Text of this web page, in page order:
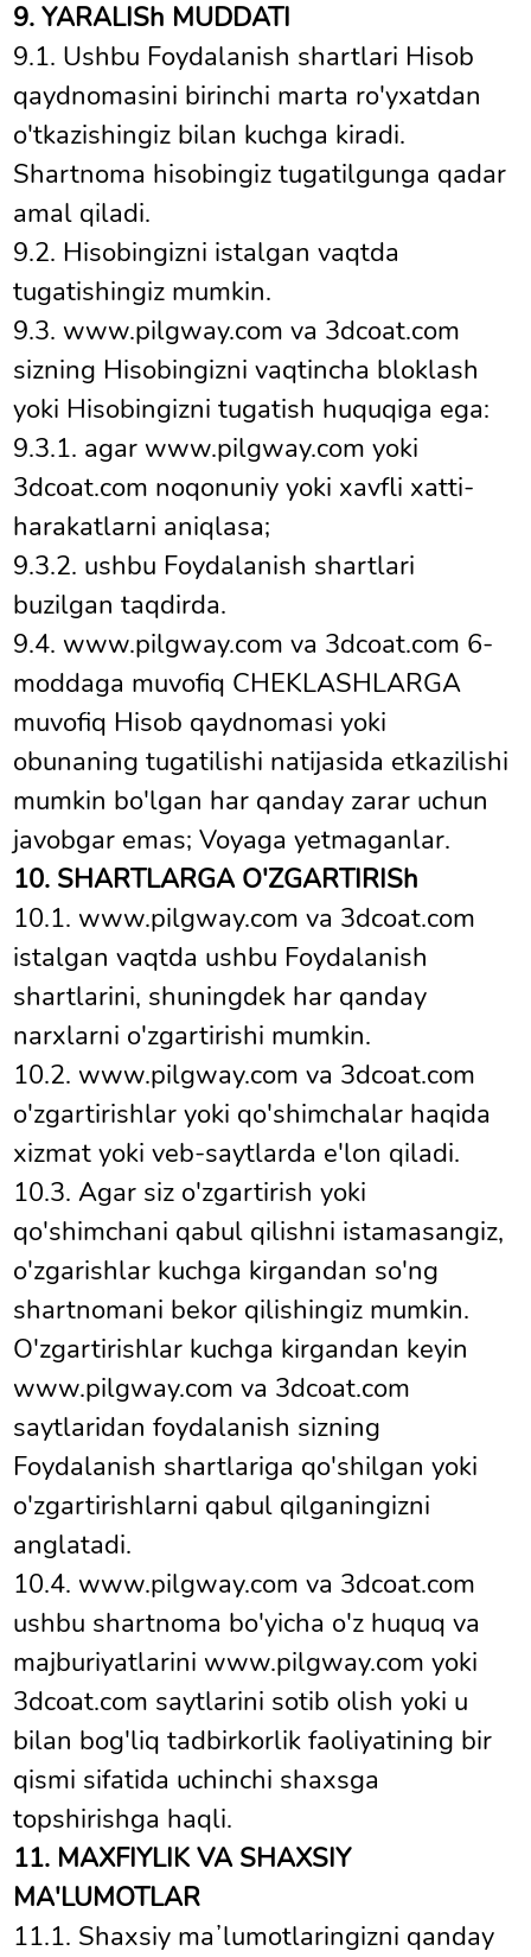
9. YARALISh MUDDATI
9.1. Ushbu Foydalanish shartlari Hisob
qaydnomasini birinchi marta ro'yxatdan
o'tkazishingiz bilan kuchga kiradi.
Shartnoma hisobingiz tugatilgunga qadar
amal qiladi.
9.2. Hisobingizni istalgan vaqtda
tugatishingiz mumkin.
9.3. www.pilgway.com va 3dcoat.com
sizning Hisobingizni vaqtincha bloklash
yoki Hisobingizni tugatish huquqiga ega:
9.3.1. agar www.pilgway.com yoki
3dcoat.com noqonuniy yoki xavfli xatti-
harakatlarni aniqlasa;
9.3.2. ushbu Foydalanish shartlari
buzilgan taqdirda.
9.4. www.pilgway.com va 3dcoat.com 6-
moddaga muvofiq CHEKLASHLARGA
muvofiq Hisob qaydnomasi yoki
obunaning tugatilishi natijasida etkazilishi
mumkin bo'lgan har qanday zarar uchun
javobgar emas; Voyaga yetmaganlar.
10. SHARTLARGA O'ZGARTIRISh
10.1. www.pilgway.com va 3dcoat.com
istalgan vaqtda ushbu Foydalanish
shartlarini, shuningdek har qanday
narxlarni o'zgartirishi mumkin.
10.2. www.pilgway.com va 3dcoat.com
o'zgartirishlar yoki qo'shimchalar haqida
xizmat yoki veb-saytlarda e'lon qiladi.
10.3. Agar siz o'zgartirish yoki
qo'shimchani qabul qilishni istamasangiz,
o'zgarishlar kuchga kirgandan so'ng
shartnomani bekor qilishingiz mumkin.
O'zgartirishlar kuchga kirgandan keyin
www.pilgway.com va 3dcoat.com
saytlaridan foydalanish sizning
Foydalanish shartlariga qo'shilgan yoki
o'zgartirishlarni qabul qilganingizni
anglatadi.
10.4. www.pilgway.com va 3dcoat.com
ushbu shartnoma bo'yicha o'z huquq va
majburiyatlarini www.pilgway.com yoki
3dcoat.com saytlarini sotib olish yoki u
bilan bog'liq tadbirkorlik faoliyatining bir
qismi sifatida uchinchi shaxsga
topshirishga haqli.
11. MAXFIYLIK VA SHAXSIY
MA'LUMOTLAR
11.1. Shaxsiy maʼlumotlaringizni qanday